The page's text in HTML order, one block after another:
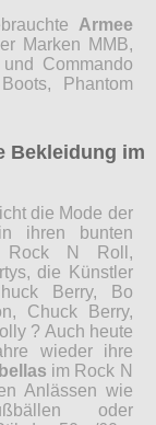
Armee
Marken MMB,
Commando
Phantom
Bekleidung im
die Mode der
ihren bunten
Rock N Roll,
die Künstler
Berry, Bo
Chuck Berry,
? Auch heute
wieder ihre
im Rock N
Anlässen wie
oder